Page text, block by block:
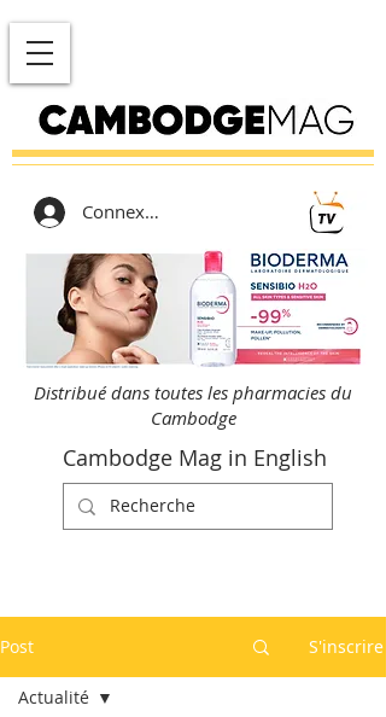
Connexion
Distribué dans toutes les pharmacies du
Cambodge
Cambodge Mag in English
Post S'inscrire
Actualité